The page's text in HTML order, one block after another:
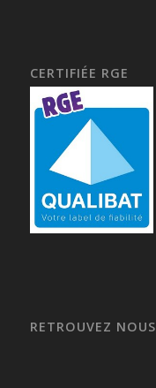
CERTIFIÉE RGE
RETROUVEZ NOUS